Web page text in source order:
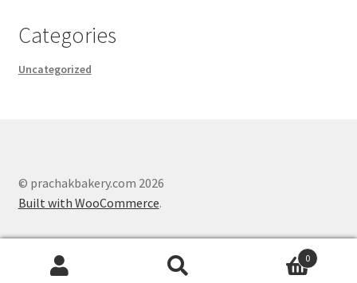
Categories
Uncategorized
© prachakbakery.com 2026
Built with WooCommerce.
0